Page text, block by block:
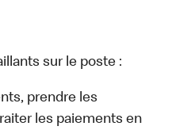
sur le poste :
prendre les
les paiements en